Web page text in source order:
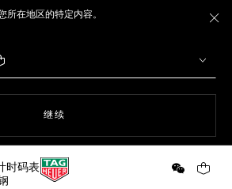
所在地区的特定内容。
继续
微信 您的
时码表